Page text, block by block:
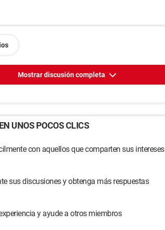
Mostrar discusión completa
UNOS POCOS CLICS
con aquellos que comparten sus intereses
sus discusiones y obtenga más respuestas
y ayude a otros miembros